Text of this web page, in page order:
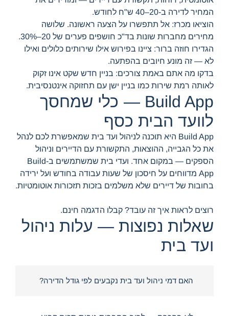
המחיר לדירה ב-20–40 ש"ח לחודש.
הוציאו מכרז: אל תתפשרו על הצעה ראשונה. שלושה
מחירים מחברות שונות בד"כ חושפים פערים של 20–30%.
הגדירו חוזה ברור: ציינו בפירוש אילו שירותים כלולים ואילו
לא — זה מונע חיובים בהפתעה.
בדקו מה אתם באמת צורכים: בניין חדש שקט אינו זקוק
לאותה רמת שירות כמו בניין ישן עם תחזוקה אינטנסיבית.
Build App — כלי שמחסך
לוועד הבית כסף
Build App היא תוכנה לניהול ועד בית שמאפשרת לכם לנהל
את כל הגבייה, ההוצאות, התקשורת עם הדיירים וניהול
הספקים — במקום אחד. ועדי בית שמשתמשים ב-Build
App מדווחים על חיסכון של שעות עבודה בחודש ועל ירידה
בחובות של דיירים שלא משלמים בזכות תזכורות אוטומטיות.
רוצים לראות איך זה עובד? קבלו הדגמה חינם.
שאלות נפוצות — עלות ניהול
ועד בית
האם דמי ניהול ועד בית נקבעים לפי גודל הדירה?